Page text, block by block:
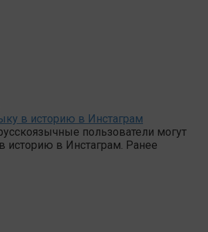
в историю в Инстаграм
пользователи могут
историю в Инстаграм. Ранее